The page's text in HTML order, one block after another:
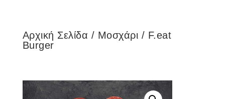
Αρχική Σελίδα / Μοσχάρι / F.eat
Burger